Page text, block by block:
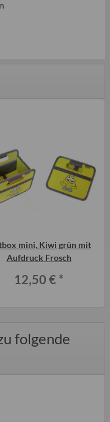
mini, Kiwi grün mit
Aufdruck Frosch
12,50 € *
folgende